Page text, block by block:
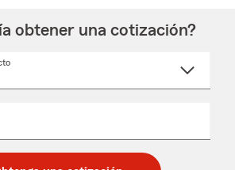
obtener una cotización?
desplegable